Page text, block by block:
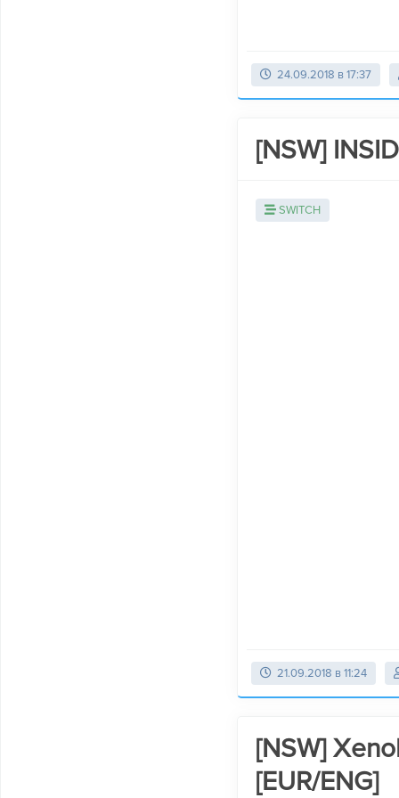
24.09.2018 в 17:37
[NSW]
SWITCH
21.09.2018 в 11:24
[NSW]
[EUR/ENG]